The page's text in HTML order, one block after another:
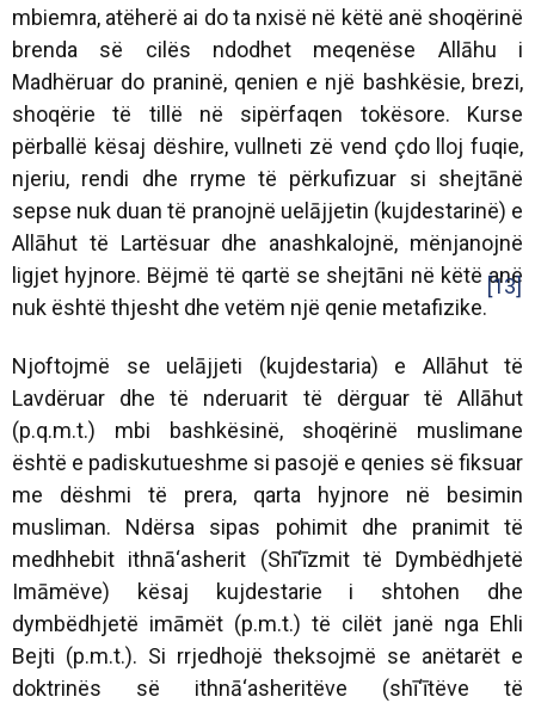
mbiemra, atëherë ai do ta nxisë në këtë anë shoqërinë
brenda së cilës ndodhet meqenëse Allāhu i
Madhëruar do praninë, qenien e një bashkësie, brezi,
shoqërie të tillë në sipërfaqen tokësore. Kurse
përballë kësaj dëshire, vullneti zë vend çdo lloj fuqie,
njeriu, rendi dhe rryme të përkufizuar si shejtānë
sepse nuk duan të pranojnë uelājjetin (kujdestarinë) e
Allāhut të Lartësuar dhe anashkalojnë, mënjanojnë
ligjet hyjnore. Bëjmë të qartë se shejtāni në këtë anë
nuk është thjesht dhe vetëm një qenie metafizike.
[13]
Njoftojmë se uelājjeti (kujdestaria) e Allāhut të
Lavdëruar dhe të nderuarit të dërguar të Allāhut
(p.q.m.t.) mbi bashkësinë, shoqërinë muslimane
është e padiskutueshme si pasojë e qenies së fiksuar
me dëshmi të prera, qarta hyjnore në besimin
musliman. Ndërsa sipas pohimit dhe pranimit të
medhhebit ithnā‘asherit (Shī‘īzmit të Dymbëdhjetë
Imāmëve) kësaj kujdestarie i shtohen dhe
dymbëdhjetë imāmët (p.m.t.) të cilët janë nga Ehli
Bejti (p.m.t.). Si rrjedhojë theksojmë se anëtarët e
doktrinës së ithnā‘asheritëve (shī‘ītëve të